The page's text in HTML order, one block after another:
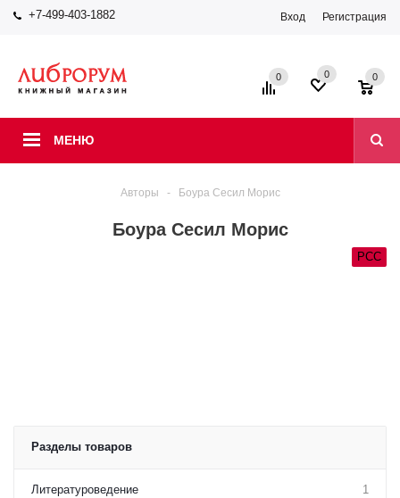
+7-499-403-1882 Вход Регистрация
МЕНЮ
0 0 0
Авторы - Боура Сесил Морис
Боура Сесил Морис
РСС
Разделы товаров
Литературоведение 1